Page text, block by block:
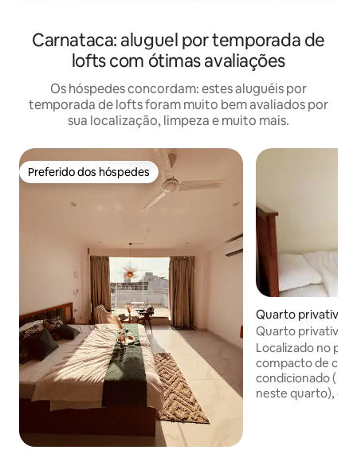
Carnataca: aluguel por temporada de
lofts com ótimas avaliações
Os hóspedes concordam: estes aluguéis por
temporada de lofts foram muito bem avaliados por
sua localização, limpeza e muito mais.
Preferido dos hóspedes
Preferido dos hóspedes
Quarto privativo ⋅
Quarto privativo
em Koramangala
Localizado no
compacto de
condicionado (
neste quarto), de